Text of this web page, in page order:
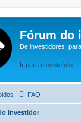
Fórum do
De investidores,
Ir para o conteúdo
FAQ
investidor